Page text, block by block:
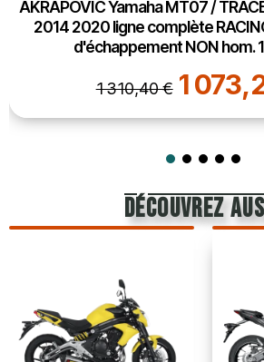
AKRAPOVIC Yamaha MT07 /
2014 2020 ligne complète
d'échappement NON hom.
1 310,40 € 1
découvrez